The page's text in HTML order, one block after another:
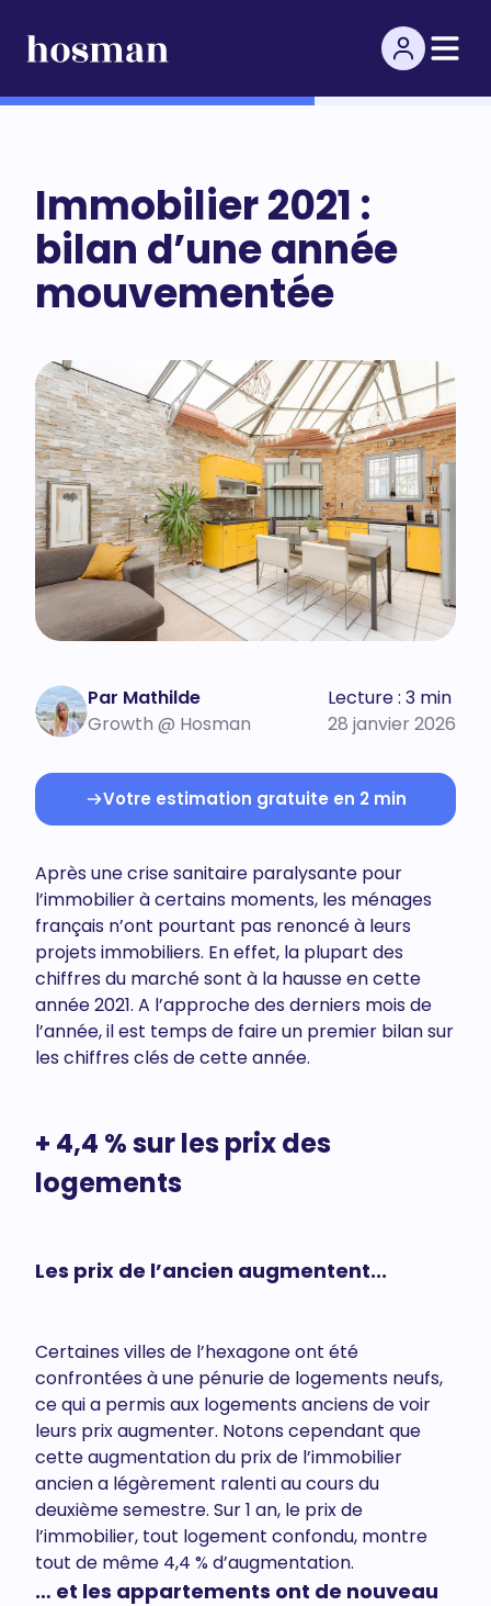
Immobilier 2021 :
bilan d’une année
mouvementée
Par Mathilde
Growth @ Hosman
Lecture : 3 min
28 janvier 2026
Votre estimation gratuite en 2 min
Après une crise sanitaire paralysante pour
l’immobilier à certains moments, les ménages
français n’ont pourtant pas renoncé à leurs
projets immobiliers. En effet, la plupart des
chiffres du marché sont à la hausse en cette
année 2021. A l’approche des derniers mois de
l’année, il est temps de faire un premier bilan sur
les chiffres clés de cette année.
+ 4,4 % sur les prix des
logements
Les prix de l’ancien augmentent...
Certaines villes de l’hexagone ont été
confrontées à une pénurie de logements neufs,
ce qui a permis aux logements anciens de voir
leurs prix augmenter. Notons cependant que
cette augmentation du prix de l’immobilier
ancien a légèrement ralenti au cours du
deuxième semestre. Sur 1 an, le prix de
l’immobilier, tout logement confondu, montre
tout de même 4,4 % d’augmentation.
… et les appartements ont de nouveau